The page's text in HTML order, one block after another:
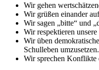
Wir gehen
Wir grüßen einander
Wir sagen „bitte“ und
Wir respektieren
Wir üben
Schulleben umzusetzen.
Wir sprechen Konflikte